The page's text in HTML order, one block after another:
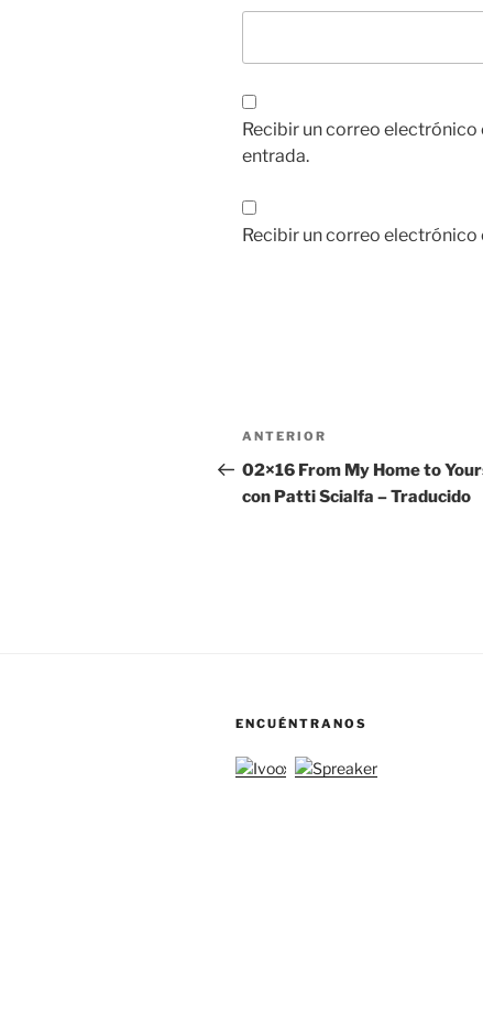
Recibir un correo
entrada.
Recibir un correo electrónico
Navegación
de
entradas
Entrada
anterior:
ANTERIOR
02×16 From My Home to
con Patti Scialfa – Traducido
ENCUÉNTRANOS